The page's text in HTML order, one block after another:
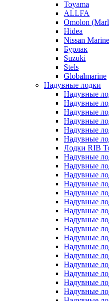
Toyama
ALLFA
Omolon
Hidea
Nissan Marine
Бурлак
Suzuki
Stels
Globalmarine
Надувные лодки
Надувные
Надувные
Надувные
Надувные
Надувные
Надувные
Лодки RIB
Надувные
Надувные
Надувные
Надувные
Надувные
Надувные
Надувные
Надувные
Надувные
Надувные
Надувные
Надувные
Надувные
Надувные
Надувные
Надувные